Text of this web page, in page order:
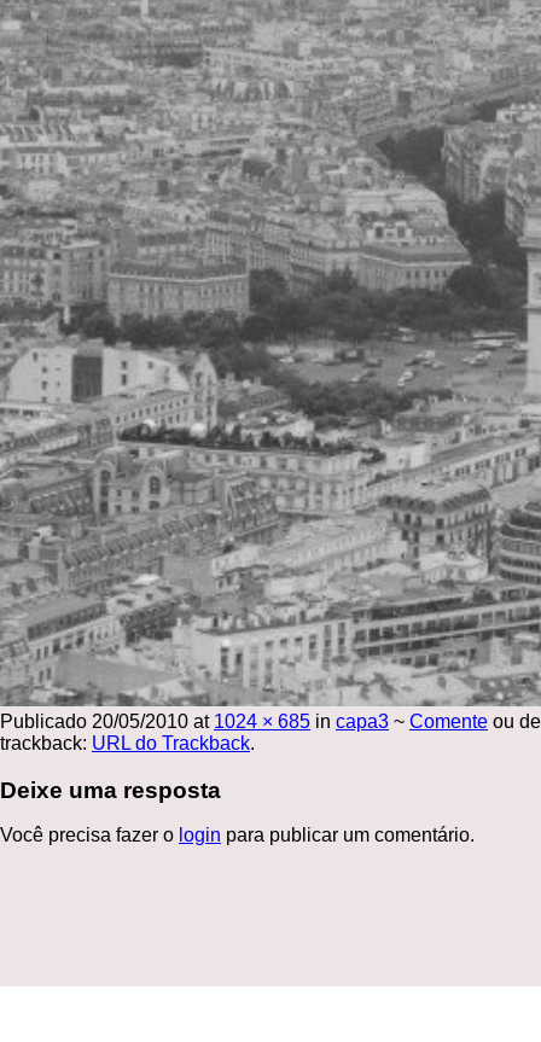
Publicado 20/05/2010 at 1024 × 685 in capa3 ~ Comente ou
trackback: URL do Trackback.
Deixe uma resposta
Você precisa fazer o login para publicar um comentário.